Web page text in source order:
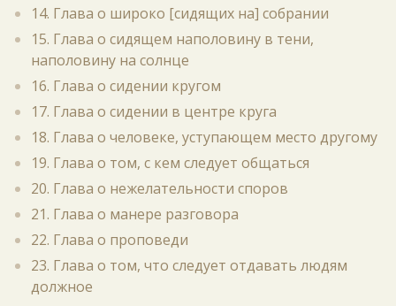
14. Глава о широко [сидящих на] собрании
15. Глава о сидящем наполовину в тени,
наполовину на солнце
16. Глава о сидении кругом
17. Глава о сидении в центре круга
18. Глава о человеке, уступающем место другому
19. Глава о том, с кем следует общаться
20. Глава о нежелательности споров
21. Глава о манере разговора
22. Глава о проповеди
23. Глава о том, что следует отдавать людям
должное